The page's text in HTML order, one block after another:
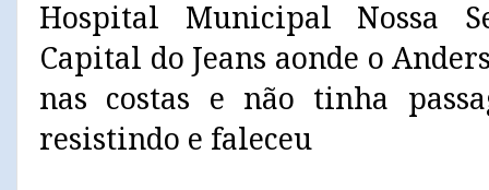
Hospital Municipal Nossa
Capital do Jeans aonde o
nas costas e não tinha
resistindo e faleceu